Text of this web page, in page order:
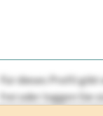
Für dieses Profil
frei oder loggen Sie